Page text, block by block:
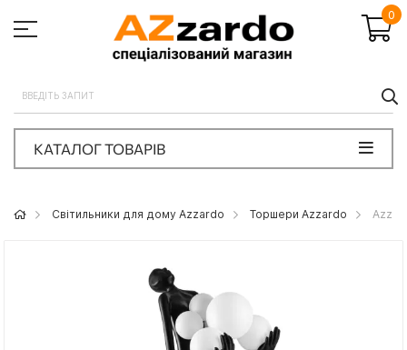
0
КАТАЛОГ ТОВАРІВ
Світильники для дому Azzardo Торшери Azzardo